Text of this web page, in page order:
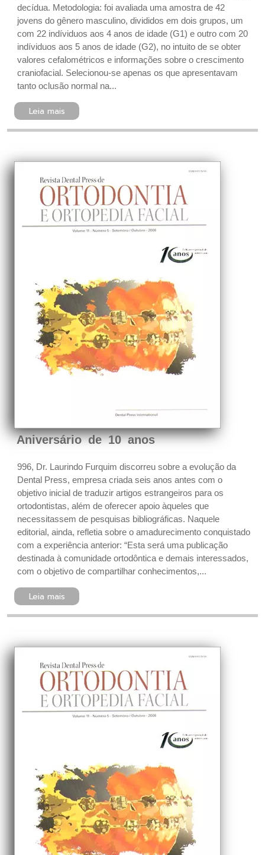
decídua. Metodologia: foi avaliada uma amostra de 42
jovens do gênero masculino, divididos em dois grupos, um
com 22 indíviduos aos 4 anos de idade (G1) e outro com 20
indíviduos aos 5 anos de idade (G2), no intuito de se obter
valores cefalométricos e informações sobre o crescimento
craniofacial. Selecionou-se apenas os que apresentavam
tanto oclusão normal na...
Leia mais
Aniversário de 10 anos
996, Dr. Laurindo Furquim discorreu sobre a evolução da
Dental Press, empresa criada seis anos antes com o
objetivo inicial de traduzir artigos estrangeiros para os
ortodontistas, além de oferecer apoio àqueles que
necessitassem de pesquisas bibliográficas. Naquele
editorial, ainda, refletia sobre o amadurecimento conquistado
com a experiência anterior: “Esta será uma publicação
destinada à comunidade ortodôntica e demais interessados,
com o objetivo de compartilhar conhecimentos,...
Leia mais